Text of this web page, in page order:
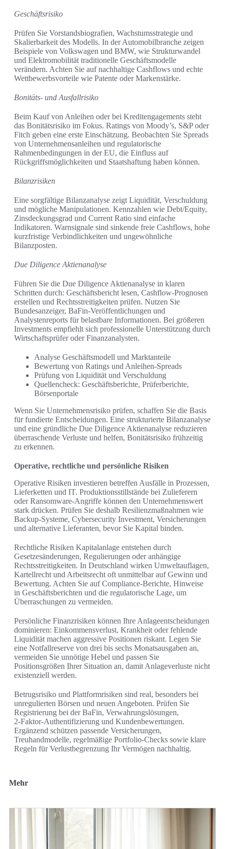
Geschäftsrisiko
Prüfen Sie Vorstandsbiografien, Wachstumsstrategie und
Skalierbarkeit des Modells. In der Automobilbranche zeigen
Beispiele von Volkswagen und BMW, wie Strukturwandel
und Elektromobilität traditionelle Geschäftsmodelle
verändern. Achten Sie auf nachhaltige Cashflows und echte
Wettbewerbsvorteile wie Patente oder Markenstärke.
Bonitäts- und Ausfallrisiko
Beim Kauf von Anleihen oder bei Kreditengagements steht
das Bonitätsrisiko im Fokus. Ratings von Moody’s, S&P oder
Fitch geben eine erste Einschätzung. Beobachten Sie Spreads
von Unternehmensanleihen und regulatorische
Rahmenbedingungen in der EU, die Einfluss auf
Rückgriffsmöglichkeiten und Staatshaftung haben können.
Bilanzrisiken
Eine sorgfältige Bilanzanalyse zeigt Liquidität, Verschuldung
und mögliche Manipulationen. Kennzahlen wie Debt/Equity,
Zinsdeckungsgrad und Current Ratio sind einfache
Indikatoren. Warnsignale sind sinkende freie Cashflows, hohe
kurzfristige Verbindlichkeiten und ungewöhnliche
Bilanzposten.
Due Diligence Aktienanalyse
Führen Sie die Due Diligence Aktienanalyse in klaren
Schritten durch: Geschäftsbericht lesen, Cashflow-Prognosen
erstellen und Rechtsstreitigkeiten prüfen. Nutzen Sie
Bundesanzeiger, BaFin-Veröffentlichungen und
Analystenreports für belastbare Informationen. Bei größeren
Investments empfiehlt sich professionelle Unterstützung durch
Wirtschaftsprüfer oder Finanzanalysten.
Analyse Geschäftsmodell und Marktanteile
Bewertung von Ratings und Anleihen-Spreads
Prüfung von Liquidität und Verschuldung
Quellencheck: Geschäftsberichte, Prüferberichte,
Börsenportale
Wenn Sie Unternehmensrisiko prüfen, schaffen Sie die Basis
für fundierte Entscheidungen. Eine strukturierte Bilanzanalyse
und eine gründliche Due Diligence Aktienanalyse reduzieren
überraschende Verluste und helfen, Bonitätsrisiko frühzeitig
zu erkennen.
Operative, rechtliche und persönliche Risiken
Operative Risiken investieren betreffen Ausfälle in Prozessen,
Lieferketten und IT. Produktionsstillstände bei Zulieferern
oder Ransomware-Angriffe können den Unternehmenswert
stark drücken. Prüfen Sie deshalb Resilienzmaßnahmen wie
Backup-Systeme, Cybersecurity Investment, Versicherungen
und alternative Lieferanten, bevor Sie Kapital binden.
Rechtliche Risiken Kapitalanlage entstehen durch
Gesetzesänderungen, Regulierungen oder anhängige
Rechtsstreitigkeiten. In Deutschland wirken Umweltauflagen,
Kartellrecht und Arbeitsrecht oft unmittelbar auf Gewinn und
Bewertung. Achten Sie auf Compliance-Berichte, Hinweise
in Geschäftsberichten und die regulatorische Lage, um
Überraschungen zu vermeiden.
Persönliche Finanzrisiken können Ihre Anlageentscheidungen
dominieren: Einkommensverlust, Krankheit oder fehlende
Liquidität machen aggressive Positionen riskant. Legen Sie
eine Notfallreserve von drei bis sechs Monatsausgaben an,
vermeiden Sie unnötige Hebel und passen Sie
Positionsgrößen Ihrer Situation an, damit Anlageverluste nicht
existenziell werden.
Betrugsrisiko und Plattformrisiken sind real, besonders bei
unregulierten Börsen und neuen Angeboten. Prüfen Sie
Registrierung bei der BaFin, Verwahrungslösungen,
2‑Faktor‑Authentifizierung und Kundenbewertungen.
Ergänzend schützen passende Versicherungen,
Treuhandmodelle, regelmäßige Portfolio-Checks sowie klare
Regeln für Verlustbegrenzung Ihr Vermögen nachhaltig.
Mehr